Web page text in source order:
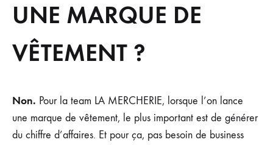
UNE MARQUE DE
VÊTEMENT ?
Non. Pour la team LA MERCHERIE, lorsque l’on lance
une marque de vêtement, le plus important est de générer
du chiffre d’affaires. Et pour ça, pas besoin de business